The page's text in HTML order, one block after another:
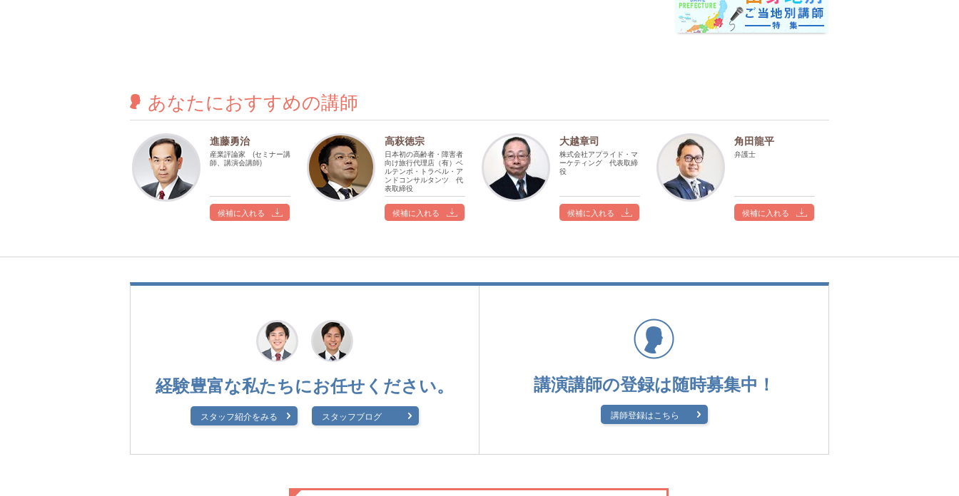
あなたにおすすめの講師
進藤勇治
産業評論家 (セミナー講
師、講演会講師)
候補に入れる
高萩徳宗
日本初の高齢者・障害者
向け旅行代理店（有）ベ
ルテンポ・トラベル・ア
ンドコンサルタンツ 代
表取締役
候補に入れる
大越章司
株式会社アプライド・マ
ーケティング 代表取締
役
候補に入れる
角田龍平
弁護士
候補に入れる
経験豊富な私たちにお任せください。
スタッフ紹介をみる スタッフブログ
講演講師の登録は随時募集中！
講師登録はこちら